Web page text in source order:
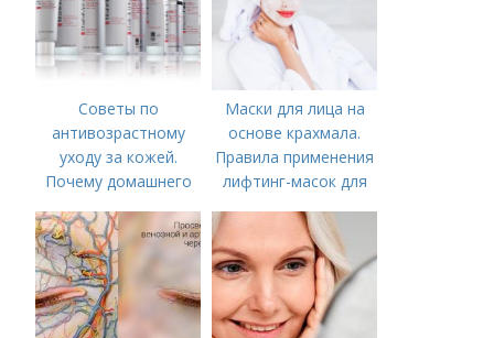
Советы по
антивозрастному
уходу за кожей.
Почему домашнего
Маски для лица на
основе крахмала.
Правила применения
лифтинг-масок для